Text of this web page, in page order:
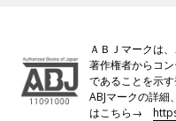
ＡＢＪマークは
著作権者からコ
であることを示
ABJマークの詳細
はこちら→